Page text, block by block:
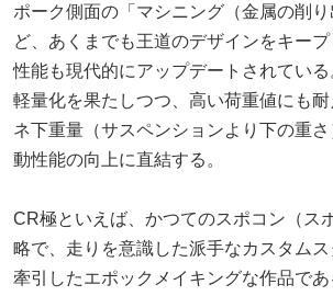
ポーク側面の「マシニング（金属の削
ど、あくまでも王道のデザインをキー
性能も現代的にアップデートされてい
軽量化を果たしつつ、高い荷重値にも
ネ下重量（サスペンションより下の重
動性能の向上に直結する。
CR極といえば、かつてのスポコン（ス
略で、走りを意識した派手なカスタム
牽引したエポックメイキングな作品で